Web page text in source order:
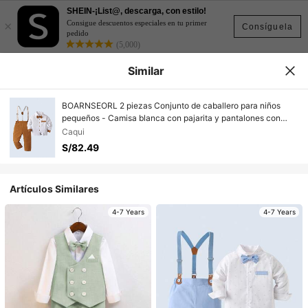
Consíguela
×
SHEIN-¡List@, descarga, con estilo!
Consigue descuentos especiales en tu primer
pedido
(5,000)
Similar
BOARNSEORL 2 piezas Conjunto de caballero para niños
pequeños - Camisa blanca con pajarita y pantalones con
tirantes caqui, elegante y apropiado para baby shower, fiesta
de cumpleaños, boda, atuendo formal de pajecito
Caqui
S/82.49
Artículos Similares
4-7 Years 4-7 Years